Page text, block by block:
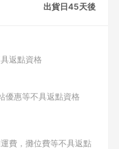
出貨日45天後
返點資格
優惠等不具返點資格
費，攤位費等不具返點